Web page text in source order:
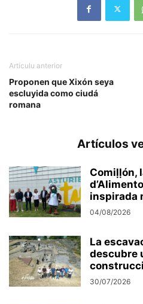
Artículu anterior
Proponen que Xixón seya
escluyida como ciudá
romana
Artículos
Comiḷḷón,
inspirada
04/08/2026
La
descubre
30/07/2026